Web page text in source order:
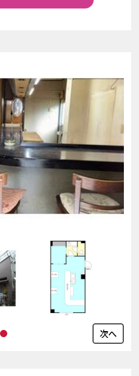
次へ